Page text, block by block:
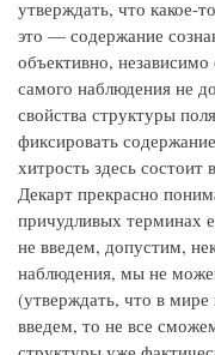
утверждать, что какое-
это — содержание
объективно,
самого наблюдения не
свойства структуры
фиксировать
хитрость здесь
Декарт прекрасно
причудливых терминах
не введем, допустим,
наблюдения, мы не
(утверждать, что в мире
введем, то не все